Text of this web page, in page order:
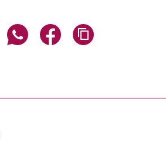
Seite über E-Mail teilen
Seite über WhatsApp teilen
Seite über Facebook